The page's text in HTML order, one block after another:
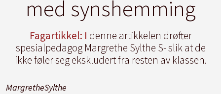
med synshemming
Fagartikkel: I denne artikkelen drøfter
spesialpedagog Margrethe Sylthe S- slik at de
ikke føler seg ekskludert fra resten av klassen.
MargretheSylthe